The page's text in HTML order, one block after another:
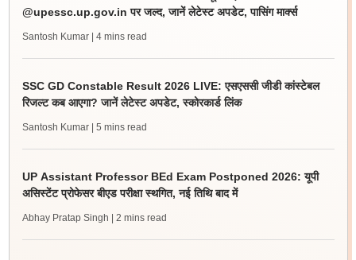
@upessc.up.gov.in पर जल्द, जानें लेटेस्ट अपडेट, पासिंग मार्क्स
Santosh Kumar | 4 mins read
SSC GD Constable Result 2026 LIVE: एसएससी जीडी कांस्टेबल
रिजल्ट कब आएगा? जानें लेटेस्ट अपडेट, स्कोरकार्ड लिंक
Santosh Kumar | 5 mins read
UP Assistant Professor BEd Exam Postponed 2026: यूपी
असिस्टेंट प्रोफेसर बीएड परीक्षा स्थगित, नई तिथि बाद में
Abhay Pratap Singh | 2 mins read